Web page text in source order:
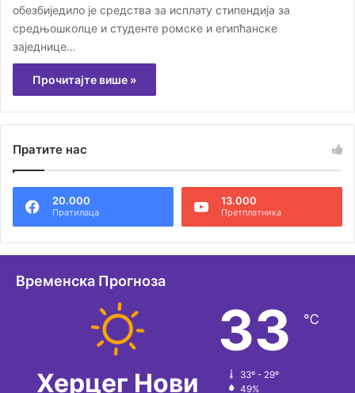
обезбиједило је средства за исплату стипендија за
средњошколце и студенте ромске и египћанске
заједнице…
Прочитајте више »
Пратите нас
20.000
Пратилаца
13.000
Претплатника
Временска Прогноза
Херцег Нови
33 ℃
33º - 29º
49%